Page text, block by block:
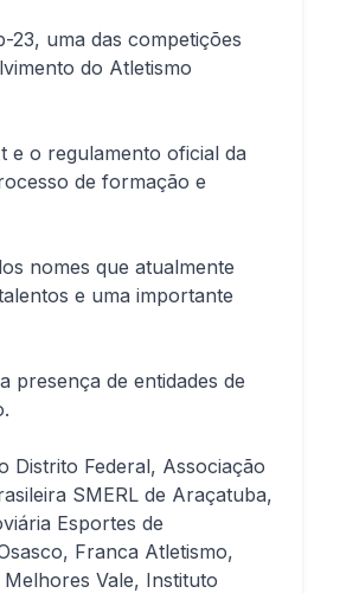
23, uma das competições
do Atletismo
e o regulamento oficial da
de formação e
nomes que atualmente
e uma importante
presença de entidades de
Distrito Federal, Associação
SMERL de Araçatuba,
Esportes de
Franca Atletismo,
Vale, Instituto